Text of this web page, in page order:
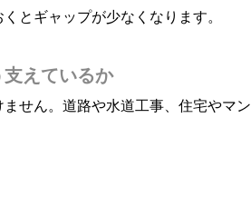
くとギャップが少なくなります。
えているか
せん。道路や水道工事、住宅やマ